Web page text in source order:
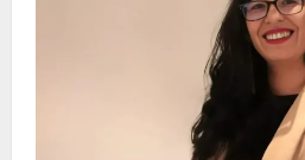
indemnización